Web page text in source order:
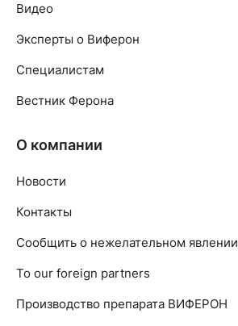
Видео
Эксперты о Виферон
Специалистам
Вестник Ферона
О компании
Новости
Контакты
Сообщить о нежелательном явлении
To our foreign partners
Производство препарата ВИФЕРОН